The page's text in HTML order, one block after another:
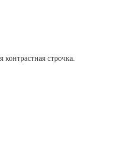
строчка.